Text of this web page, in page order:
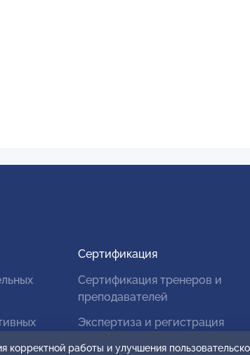
Сертификация
Сертификация тренеров и
преподавателей
Экспертиза и регистрация
работы и улучшения